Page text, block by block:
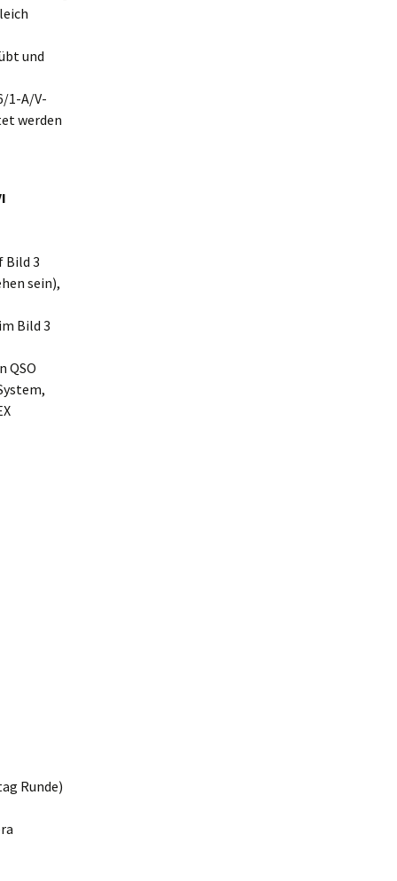
und
1-A/V-
werden
Bild 3
sein),
Bild 3
QSO
Runde)